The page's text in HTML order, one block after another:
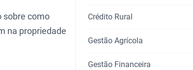
sobre como
na propriedade
Crédito Rural
Gestão Agrícola
Gestão Financeira